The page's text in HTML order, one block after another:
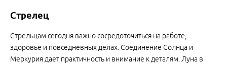
Стрелец
Стрельцам сегодня важно сосредоточиться на работе,
здоровье и повседневных делах. Соединение Солнца и
Меркурия дает практичность и внимание к деталям. Луна в